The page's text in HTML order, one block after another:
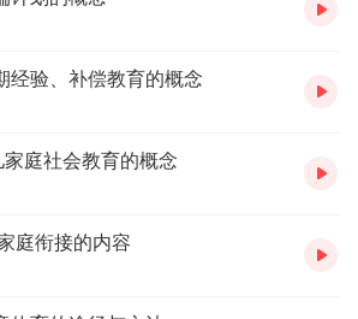
经验、补偿教育的概念
庭社会教育的概念
庭衔接的内容